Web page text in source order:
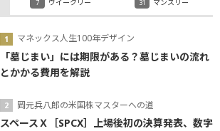
マネックス人生100年デザイン
「墓じまい」には期限がある？墓じまいの流れ
とかかる費用を解説
岡元兵八郎の米国株マスターへの道
スペースＸ［SPCX］上場後初の決算発表、数字
ウイークリー マンスリー